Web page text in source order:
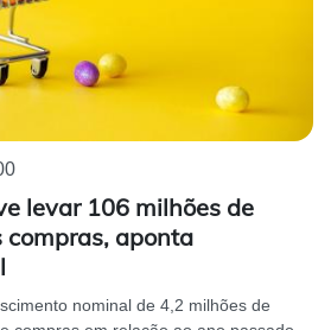
levar 106 milhões de
compras, aponta
nominal de 4,2 milhões de